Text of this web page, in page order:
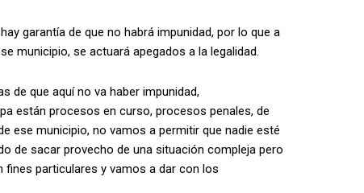
garantía de que no habrá impunidad, por lo que a
municipio, se actuará apegados a la legalidad.
de que aquí no va haber impunidad,
están procesos en curso, procesos penales, de
ese municipio, no vamos a permitir que nadie esté
de sacar provecho de una situación compleja pero
fines particulares y vamos a dar con los